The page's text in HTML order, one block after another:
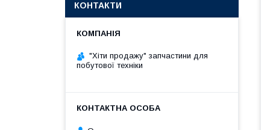
КОНТАКТИ
"Хіти продажу" запчастини для
побутової техніки